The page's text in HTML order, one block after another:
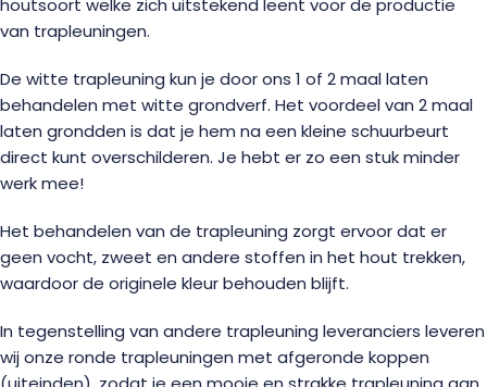
houtsoort welke zich uitstekend leent voor de productie
van trapleuningen.
De witte trapleuning kun je door ons 1 of 2 maal laten
behandelen met witte grondverf. Het voordeel van 2 maal
laten grondden is dat je hem na een kleine schuurbeurt
direct kunt overschilderen. Je hebt er zo een stuk minder
werk mee!
Het behandelen van de trapleuning zorgt ervoor dat er
geen vocht, zweet en andere stoffen in het hout trekken,
waardoor de originele kleur behouden blijft.
In tegenstelling van andere trapleuning leveranciers leveren
wij onze ronde trapleuningen met afgeronde koppen